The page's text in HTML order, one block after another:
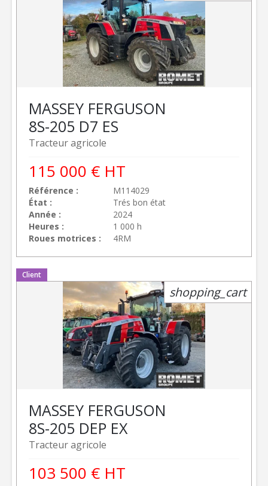
Tracteur agricole
MASSEY FERGUSON
8S-205 D7 ES
Référence
M114029
État
Trés bon état
Année
2024
Heures
1 000 h
Roues motrices
4RM
115 000 € HT
Client
Tracteur agricole
MASSEY FERGUSON
8S-205 DEP EX
103 500 € HT
shopping_cart